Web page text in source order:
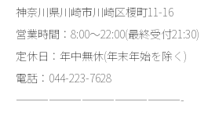
神奈川県川崎市川崎区榎町11-16
営業時間：8:00～22:00(最終受付21:30)
定休日：年中無休(年末年始を除く)
電話：044-223-7628
———————————————-